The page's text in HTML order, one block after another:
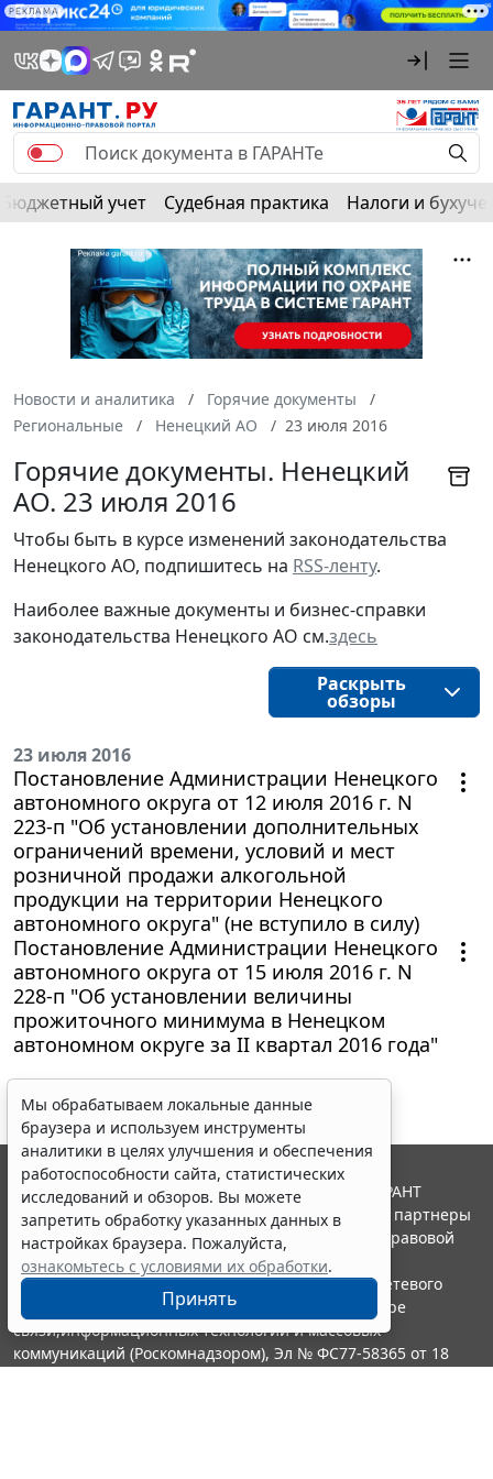
РЕКЛАМА
Бюджетный учет Судебная практика Налоги и
Новости и аналитика
Горячие документы
Региональные
Ненецкий АО 23 июля 2016
Горячие документы. Ненецкий
АО. 23 июля 2016
Чтобы быть в курсе изменений законодательства
Ненецкого АО, подпишитесь на RSS-ленту.
Наиболее важные документы и бизнес-справки
законодательства Ненецкого АО см.здесь
Раскрыть
обзоры
23 июля 2016
Постановление Администрации Ненецкого
автономного округа от 12 июля 2016 г. N
223-п "Об установлении дополнительных
ограничений времени, условий и мест
розничной продажи алкогольной
продукции на территории Ненецкого
автономного округа" (не вступило в силу)
Постановление Администрации Ненецкого
автономного округа от 15 июля 2016 г. N
228-п "Об установлении величины
прожиточного минимума в Ненецком
автономном округе за II квартал 2016 года"
Мы обрабатываем локальные данные
браузера и используем инструменты
аналитики в целях улучшения и обеспечения
работоспособности сайта, статистических
исследований и обзоров. Вы можете
запретить обработку указанных данных в
настройках браузера. Пожалуйста,
ознакомьтесь с условиями их обработки.
Принять
© ООО "НПП "ГАРАНТ-СЕРВИС", 2026. Система ГАРАНТ
выпускается с 1990 года. Компания "Гарант" и ее партнеры
являются участниками Российской ассоциации правовой
информации ГАРАНТ.
Портал ГАРАНТ.РУ зарегистрирован в качестве сетевого
издания Федеральной службой по надзору в сфере
связи,информационных технологий и массовых
коммуникаций (Роскомнадзором), Эл № ФС77-58365 от 18